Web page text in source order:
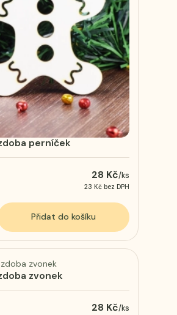
perníček
28 Kč/ks
23 Kč bez DPH
Přidat do košíku
zvonek
28 Kč/ks